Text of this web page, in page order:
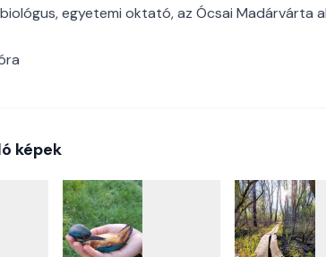
egyetemi oktató, az Ócsai Madárvárta
képek